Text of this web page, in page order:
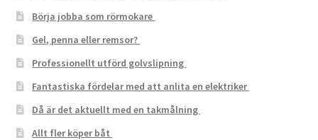
Börja jobba som rörmokare
Gel, penna eller remsor?
Professionellt utförd golvslipning
Fantastiska fördelar med att anlita en elektriker
Då är det aktuellt med en takmålning
Allt fler köper båt